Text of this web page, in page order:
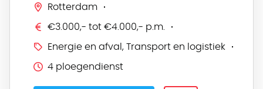
Rotterdam
€3.000,- tot €4.000,- p.m.
Energie en afval, Transport en logistiek
4 ploegendienst